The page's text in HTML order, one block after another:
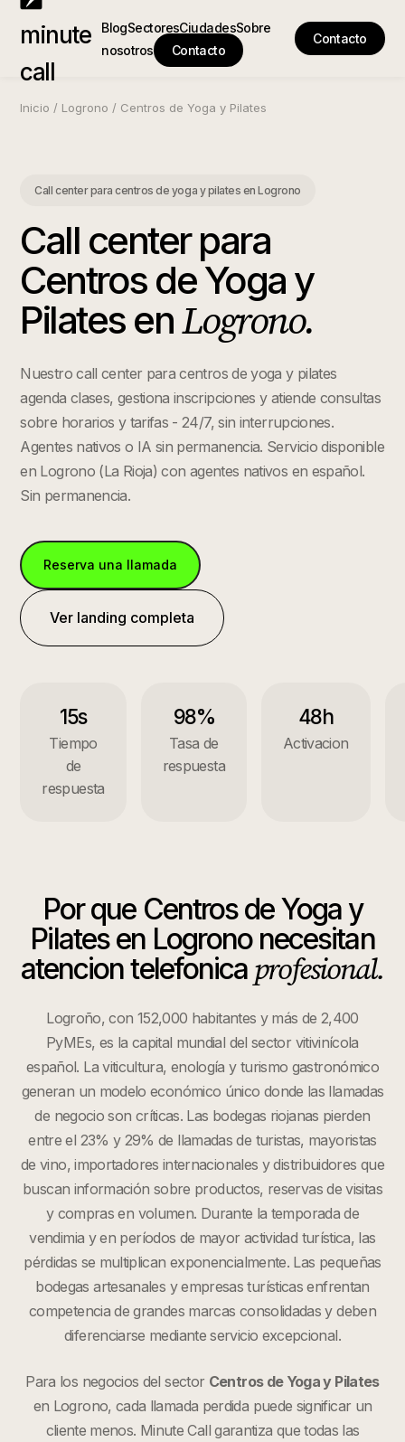
minute
call
BlogSectoresCiudadesSobre
nosotros
Contacto
Contacto
Inicio / Logrono / Centros de Yoga y Pilates
Call center para centros de yoga y pilates enLogrono
Call center para
Centros de Yoga y
PilatesenLogrono.
Nuestro call center para centros de yoga y pilates
agenda clases, gestiona inscripciones y atiende consultas
sobre horarios y tarifas - 24/7, sin interrupciones.
Agentes nativos o IA sin permanencia. Servicio disponible
en Logrono (La Rioja) con agentes nativos en español.
Sin permanencia.
Reserva una llamada
Ver landing completa
15s
Tiempo
de
respuesta
98%
Tasa de
respuesta
48h
Activacion
Por que Centros de Yoga y
Pilatesen Logrononecesitan
atencion telefonica profesional.
Logroño, con 152,000 habitantes y más de 2,400
PyMEs, es la capital mundial del sector vitivinícola
español. La viticultura, enología y turismo gastronómico
generan un modelo económico único donde las llamadas
de negocio son críticas. Las bodegas riojanas pierden
entre el 23% y 29% de llamadas de turistas, mayoristas
de vino, importadores internacionales y distribuidores que
buscan información sobre productos, reservas de visitas
y compras en volumen. Durante la temporada de
vendimia y en períodos de mayor actividad turística, las
pérdidas se multiplican exponencialmente. Las pequeñas
bodegas artesanales y empresas turísticas enfrentan
competencia de grandes marcas consolidadas y deben
diferenciarse mediante servicio excepcional.
Para los negocios del sector Centros de Yoga y Pilates
en Logrono, cada llamada perdida puede significar un
cliente menos. Minute Call garantiza que todas las